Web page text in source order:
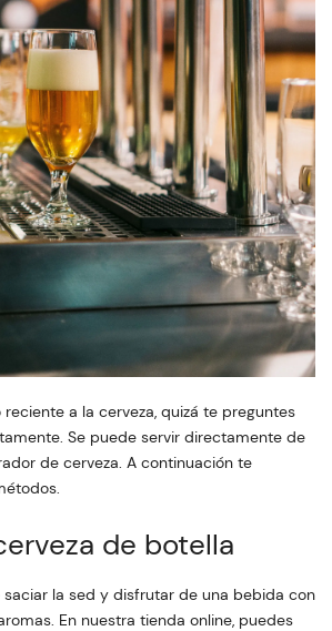
a la cerveza, quizá te preguntes
Se puede servir directamente de
de cerveza. A continuación te
de botella
saciar la sed y disfrutar de una bebida con
En nuestra tienda online, puedes